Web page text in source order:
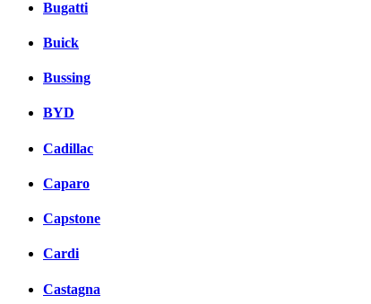
Bugatti
Buick
Bussing
BYD
Cadillac
Caparo
Capstone
Cardi
Castagna